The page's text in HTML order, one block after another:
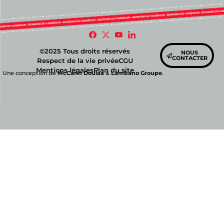
©2025 Tous droits réservés
Respect de la vie privéeCGU
Mentions légalesPlan du site
NOUS
CONTACTER
Une conception deMcCann Doulaa&Lambano Groupe.